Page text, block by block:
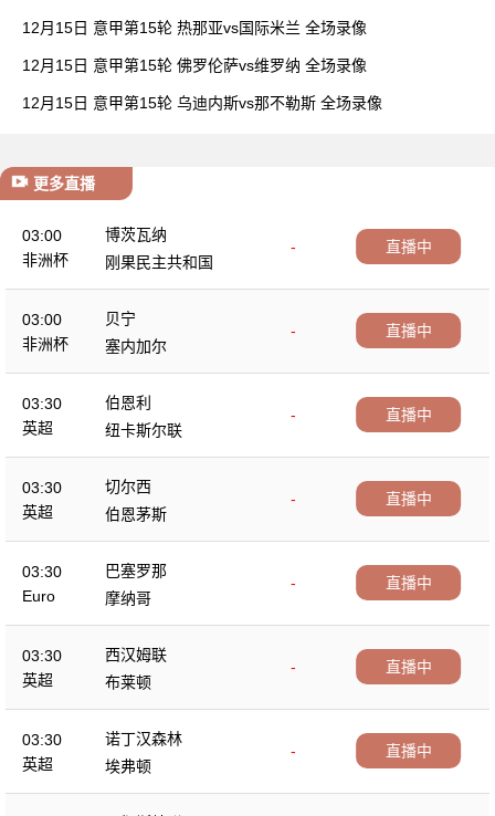
12月15日 意甲第15轮 热那亚vs国际米兰 全场录像
12月15日 意甲第15轮 佛罗伦萨vs维罗纳 全场录像
12月15日 意甲第15轮 乌迪内斯vs那不勒斯 全场录像
更多直播
03:00
非洲杯
博茨瓦纳
-
刚果民主共和国
直播中
03:00
非洲杯
贝宁
-
塞内加尔
直播中
03:30
英超
伯恩利
-
纽卡斯尔联
直播中
03:30
英超
切尔西
-
伯恩茅斯
直播中
03:30
Euro
巴塞罗那
-
摩纳哥
直播中
03:30
英超
西汉姆联
-
布莱顿
直播中
03:30
英超
诺丁汉森林
-
埃弗顿
直播中